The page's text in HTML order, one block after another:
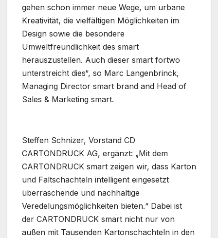
gehen schon immer neue Wege, um urbane
Kreativität, die vielfältigen Möglichkeiten im
Design sowie die besondere
Umweltfreundlichkeit des smart
herauszustellen. Auch dieser smart fortwo
unterstreicht dies“, so Marc Langenbrinck,
Managing Director smart brand and Head of
Sales & Marketing smart.
Steffen Schnizer, Vorstand CD
CARTONDRUCK AG, ergänzt: „Mit dem
CARTONDRUCK smart zeigen wir, dass Karton
und Faltschachteln intelligent eingesetzt
überraschende und nachhaltige
Veredelungsmöglichkeiten bieten.“ Dabei ist
der CARTONDRUCK smart nicht nur von
außen mit Tausenden Kartonschachteln in den